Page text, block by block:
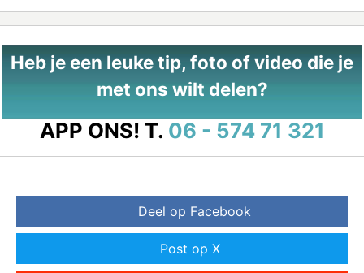
Heb je een leuke tip, foto of video die je
met ons wilt delen?
APP ONS! T. 06 - 574 71 321
Deel op Facebook
Post op X